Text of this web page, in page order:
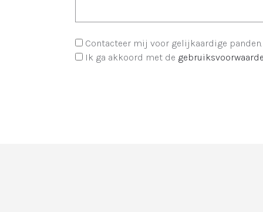
Contacteer mij voor gelijkaardige panden.
Ik ga akkoord met de